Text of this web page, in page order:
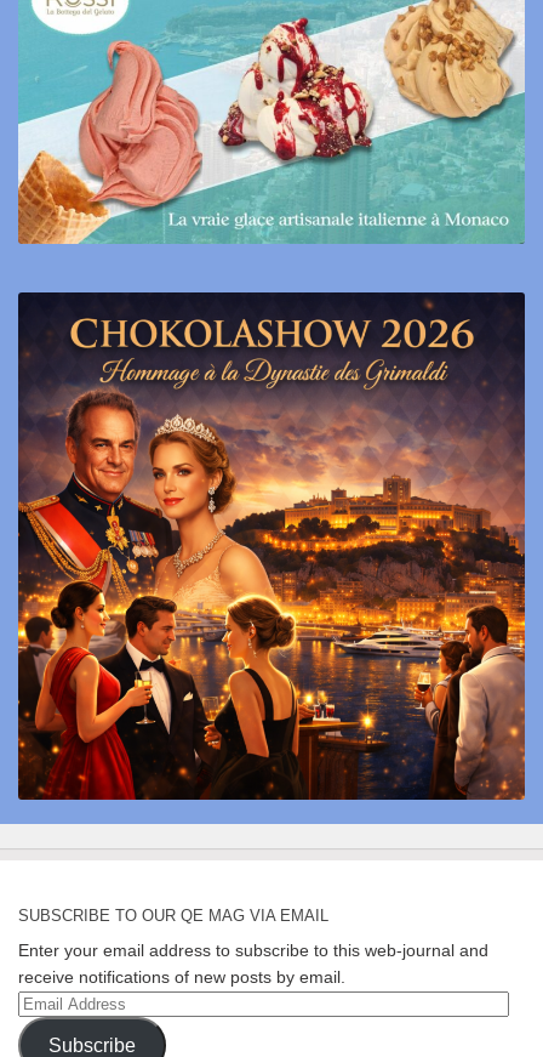
SUBSCRIBE TO OUR QE MAG VIA EMAIL
Enter your email address to subscribe to this web-journal and
receive notifications of new posts by email.
Email
Address
Subscribe